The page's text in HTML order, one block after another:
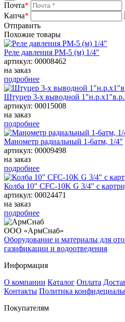
Почта*
Капча*
Отправить
Похожие товары
Реле давления РМ-5 (м) 1/4"
артикул: 00008462
на заказ
подробнее
Штуцер 3-х выводной
артикул: 00015008
на заказ
подробнее
Манометр радиальный 1-6атм, 1/4"
артикул: 00009498
на заказ
подробнее
Колба 10" CFC-10K G 3/4" с
артикул: 00024471
на заказ
подробнее
ООО «АрмСнаб»
Оборудование и материалы для
газификации и водоотведения
Информация
О компании Каталог Оплата
Контакты Политика
Покупателям